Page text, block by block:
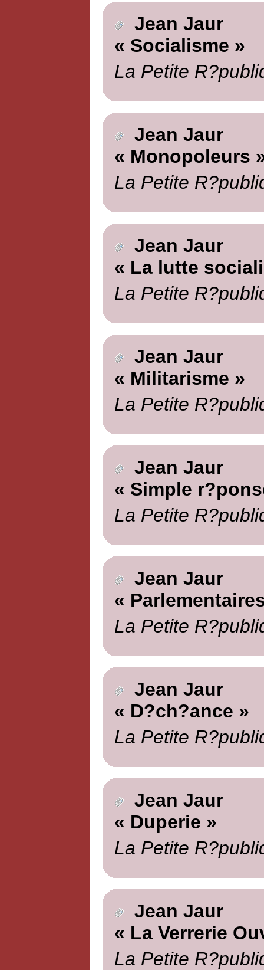
Jean Jaur
« Socialisme »
La Petite
Jean Jaur
« Monopoleurs
La Petite
Jean Jaur
« La lutte
La Petite
Jean Jaur
« Militarisme »
La Petite
Jean Jaur
« Simple
La Petite
Jean Jaur
«
La Petite
Jean Jaur
« D?ch?ance »
La Petite
Jean Jaur
« Duperie »
La Petite
Jean Jaur
« La Verrerie
La Petite